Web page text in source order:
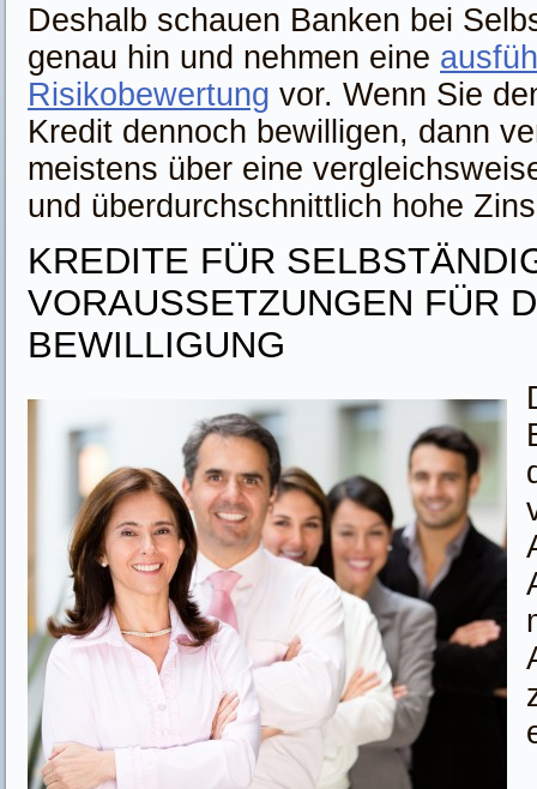
Deshalb schauen Banken bei
genau hin und nehmen eine
Risikobewertung vor. Wenn Sie
Kredit dennoch bewilligen, dann
meistens über eine
und überdurchschnittlich hohe
KREDITE FÜR
VORAUSSETZUNGEN FÜR
BEWILLIGUNG